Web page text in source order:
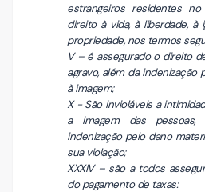
estrangeiros residentes
direito à vida, à liberdade, à
propriedade, nos termos
V – é assegurado o direito
agravo, além da indenização
à imagem;
X - São invioláveis a
a imagem das
indenização pelo dano
sua violação;
XXXIV – são a todos
do pagamento de taxas: